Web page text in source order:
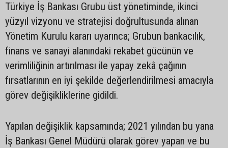
Türkiye İş Bankası Grubu üst yönetiminde, ikinci
yüzyıl vizyonu ve stratejisi doğrultusunda alınan
Yönetim Kurulu kararı uyarınca; Grubun bankacılık,
finans ve sanayi alanındaki rekabet gücünün ve
verimliliğinin artırılması ile yapay zekâ çağının
fırsatlarının en iyi şekilde değerlendirilmesi amacıyla
görev değişikliklerine gidildi.
Yapılan değişiklik kapsamında; 2021 yılından bu yana
İş Bankası Genel Müdürü olarak görev yapan ve bu